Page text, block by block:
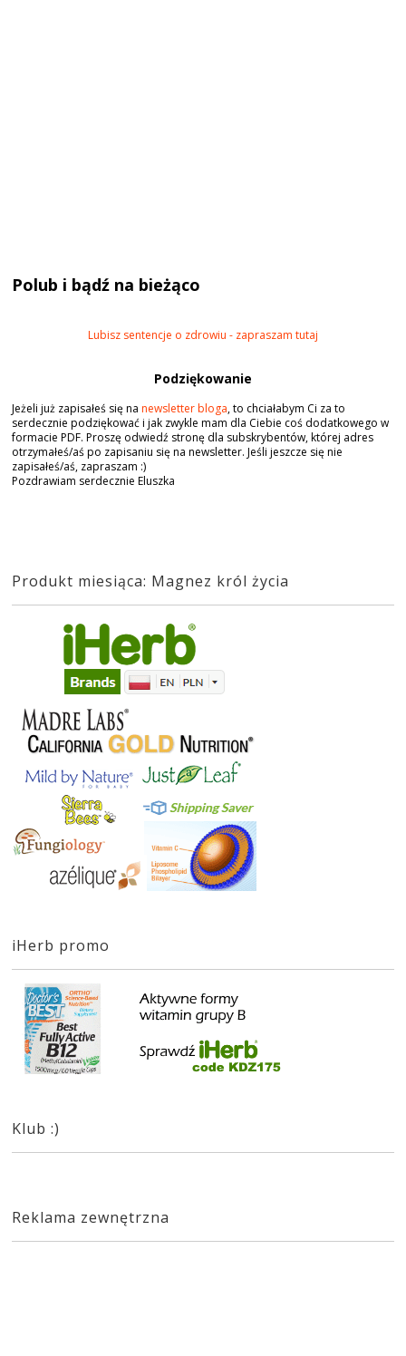
Polub i bądź na bieżąco
Lubisz sentencje o zdrowiu - zapraszam tutaj
Podziękowanie
Jeżeli już zapisałeś się nanewsletter bloga, to chciałabym Ci za to
serdecznie podziękować i jak zwykle mam dla Ciebie coś dodatkowego w
formacie PDF. Proszę odwiedź stronę dla subskrybentów, której adres
otrzymałeś/aś po zapisaniu się na newsletter. Jeśli jeszcze się nie
zapisałeś/aś, zapraszam :)
Pozdrawiam serdecznie Eluszka
Produkt miesiąca: Magnez król życia
iHerb promo
Klub :)
Reklama zewnętrzna